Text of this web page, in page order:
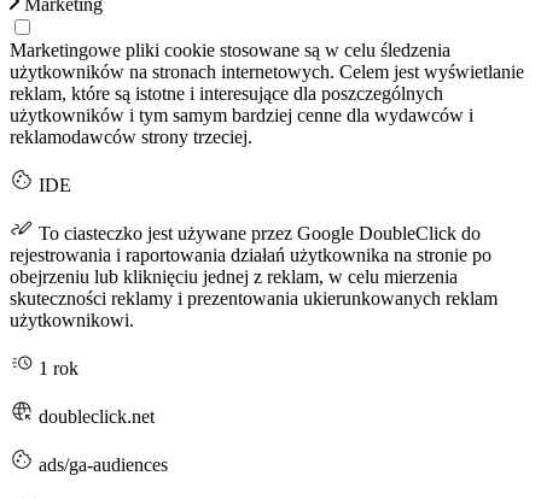
Marketing
Marketingowe pliki cookie stosowane są w celu śledzenia
użytkowników na stronach internetowych. Celem jest wyświetlanie
reklam, które są istotne i interesujące dla poszczególnych
użytkowników i tym samym bardziej cenne dla wydawców i
reklamodawców strony trzeciej.
IDE
To ciasteczko jest używane przez Google DoubleClick do
rejestrowania i raportowania działań użytkownika na stronie po
obejrzeniu lub kliknięciu jednej z reklam, w celu mierzenia
skuteczności reklamy i prezentowania ukierunkowanych reklam
użytkownikowi.
1 rok
doubleclick.net
ads/ga-audiences